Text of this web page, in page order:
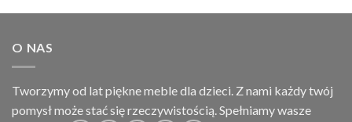
O NAS
Tworzymy od lat piękne meble dla dzieci. Z nami każdy twój
pomysł może stać się rzeczywistością. Spełniamy wasze